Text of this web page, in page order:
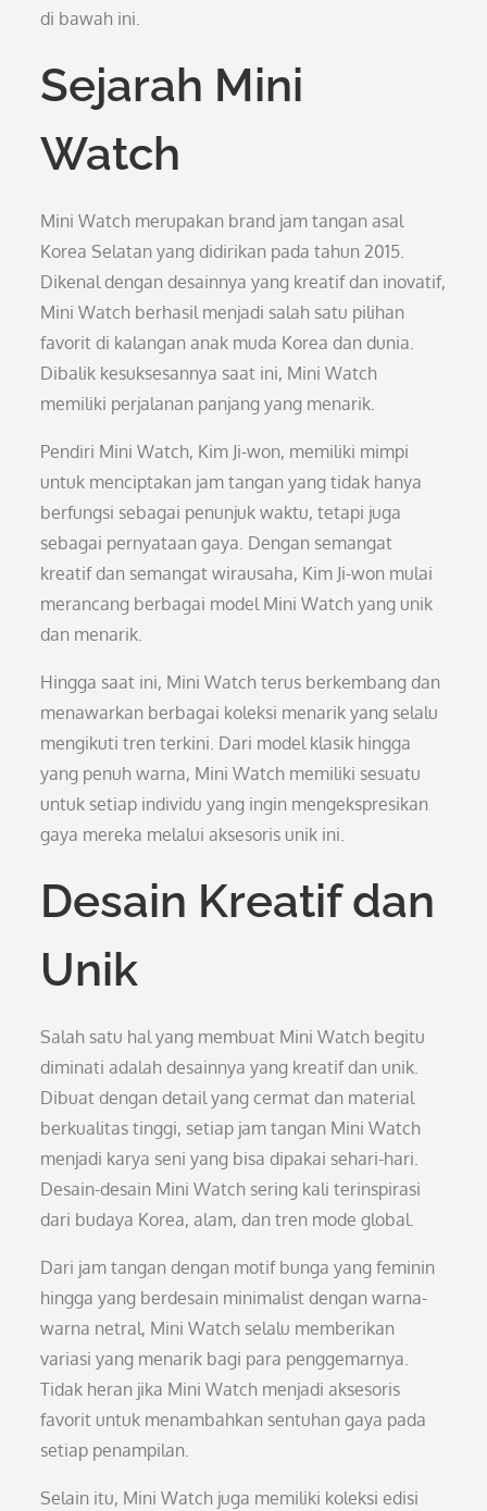
di bawah ini.
Sejarah Mini
Watch
Mini Watch merupakan brand jam tangan asal
Korea Selatan yang didirikan pada tahun 2015.
Dikenal dengan desainnya yang kreatif dan inovatif,
Mini Watch berhasil menjadi salah satu pilihan
favorit di kalangan anak muda Korea dan dunia.
Dibalik kesuksesannya saat ini, Mini Watch
memiliki perjalanan panjang yang menarik.
Pendiri Mini Watch, Kim Ji-won, memiliki mimpi
untuk menciptakan jam tangan yang tidak hanya
berfungsi sebagai penunjuk waktu, tetapi juga
sebagai pernyataan gaya. Dengan semangat
kreatif dan semangat wirausaha, Kim Ji-won mulai
merancang berbagai model Mini Watch yang unik
dan menarik.
Hingga saat ini, Mini Watch terus berkembang dan
menawarkan berbagai koleksi menarik yang selalu
mengikuti tren terkini. Dari model klasik hingga
yang penuh warna, Mini Watch memiliki sesuatu
untuk setiap individu yang ingin mengekspresikan
gaya mereka melalui aksesoris unik ini.
Desain Kreatif dan
Unik
Salah satu hal yang membuat Mini Watch begitu
diminati adalah desainnya yang kreatif dan unik.
Dibuat dengan detail yang cermat dan material
berkualitas tinggi, setiap jam tangan Mini Watch
menjadi karya seni yang bisa dipakai sehari-hari.
Desain-desain Mini Watch sering kali terinspirasi
dari budaya Korea, alam, dan tren mode global.
Dari jam tangan dengan motif bunga yang feminin
hingga yang berdesain minimalist dengan warna-
warna netral, Mini Watch selalu memberikan
variasi yang menarik bagi para penggemarnya.
Tidak heran jika Mini Watch menjadi aksesoris
favorit untuk menambahkan sentuhan gaya pada
setiap penampilan.
Selain itu, Mini Watch juga memiliki koleksi edisi